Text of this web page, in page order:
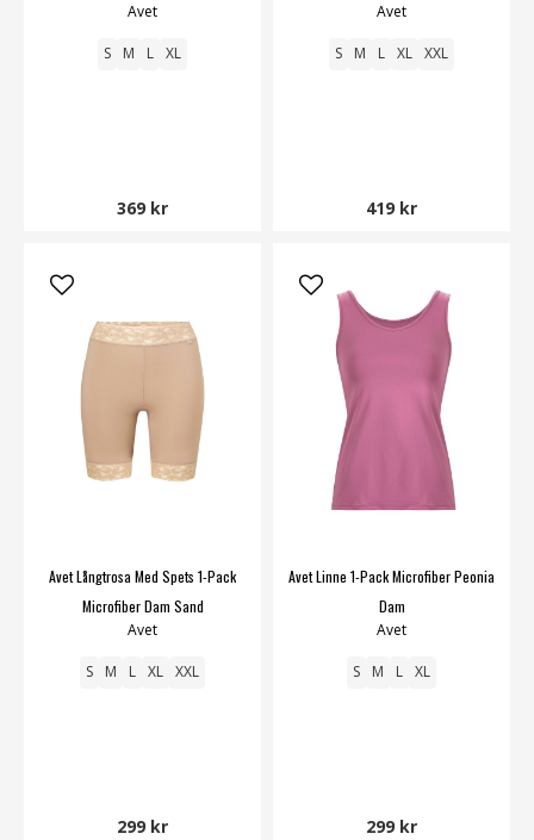
Avet
S M L XL
369 kr
Avet
S M L XL XXL
419 kr
Avet Långtrosa Med Spets 1-Pack
Microfiber Dam Sand
Avet
S M L XL XXL
299 kr
Avet Linne 1-Pack Microfiber Peonia
Dam
Avet
S M L XL
299 kr